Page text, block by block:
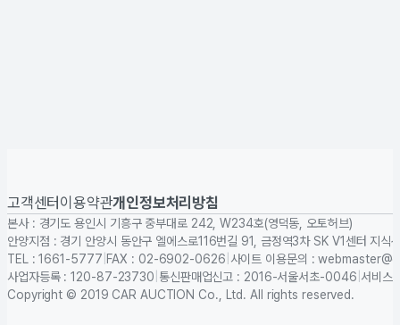
고객센터 이용약관개인정보처리방침
본사 : 경기도 용인시 기흥구 중부대로 242, W234호(영덕동, 오토허브)
안양지점 : 경기 안양시 동안구 엘에스로116번길 91, 금정역3차 SK V1센터 지
TEL : 1661-5777 FAX : 02-6902-0626 사이트 이용문의 :
사업자등록 : 120-87-23730 통신판매업신고 : 2016-서울서초-0046 서비
Copyright © 2019 CAR AUCTION Co., Ltd. All rights reserved.